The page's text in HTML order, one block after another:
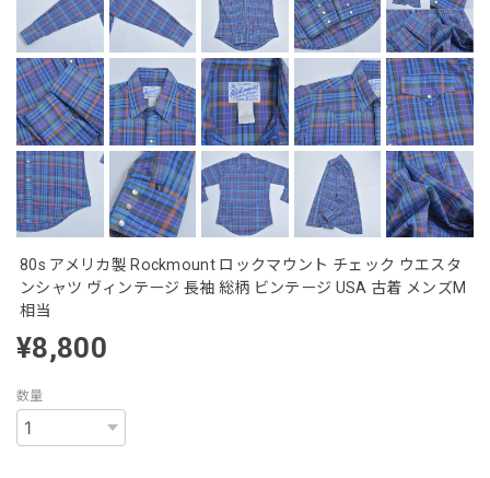
80s アメリカ製 Rockmount ロックマウント チェック ウエスタ
ンシャツ ヴィンテージ 長袖 総柄 ビンテージ USA 古着 メンズM
相当
¥8,800
数量